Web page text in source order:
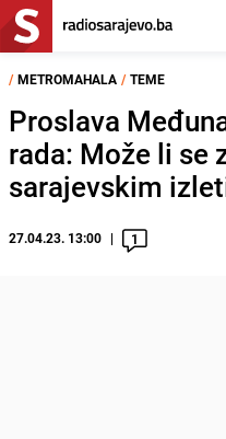
/ METROMAHALA / TEME
Proslava
rada: Može li se
sarajevskim
27.04.23. 13:00 1